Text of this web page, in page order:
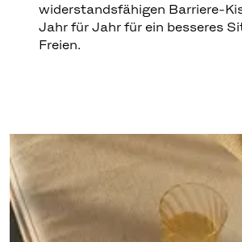
widerstandsfähigen Barriere-
Jahr für Jahr für ein besseres
Freien.